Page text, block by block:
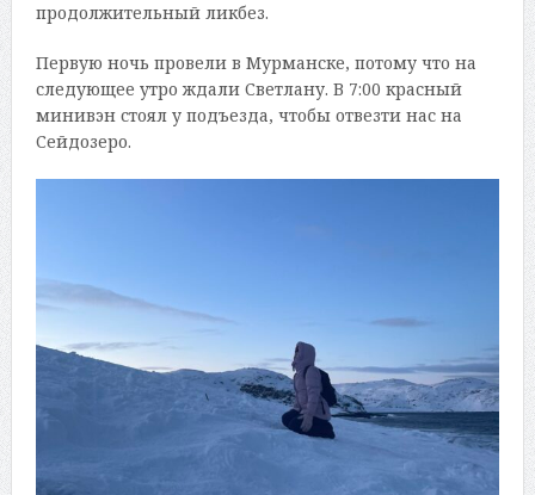
продолжительный ликбез.
Первую ночь провели в Мурманске, потому что на
следующее утро ждали Светлану. В 7:00 красный
минивэн стоял у подъезда, чтобы отвезти нас на
Сейдозеро.